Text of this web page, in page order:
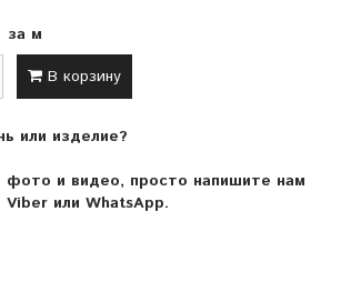
за м
В корзину
или изделие?
и видео, просто напишите нам
Viber или WhatsApp.